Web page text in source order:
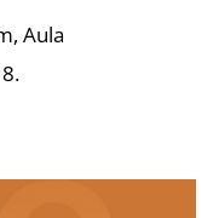
Aula